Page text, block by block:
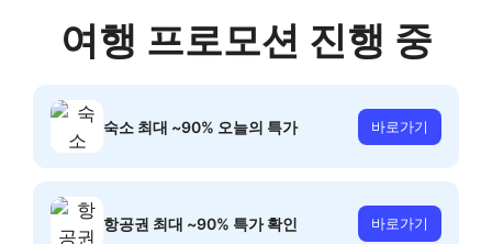
여행 프로모션 진행 중
숙소 최대 ~90% 오늘의 특가 바로가기
항공권 최대 ~90% 특가 확인 바로가기